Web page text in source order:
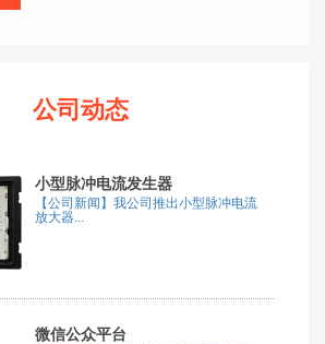
公司动态
小型脉冲电流发生器
【公司新闻】我公司推出小型脉冲电流
放大器...
微信公众平台